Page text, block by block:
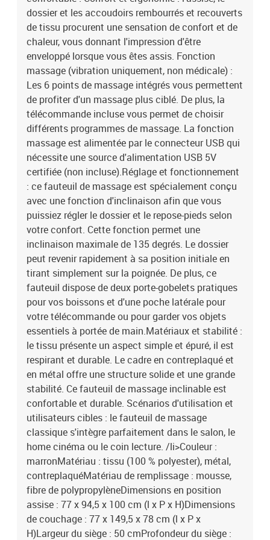
vibrations par 6 pointsTension d'entrée : 5V c.c.Courant d'entrée :
2ACapacité de charge maximale : 110 kgL'assemblage est requis
dossier et les accoudoirs rembourrés et recouverts
de tissu procurent une sensation de confort et de
chaleur, vous donnant l'impression d'être
enveloppé lorsque vous êtes assis. Fonction
massage (vibration uniquement, non médicale) :
Les 6 points de massage intégrés vous permettent
de profiter d'un massage plus ciblé. De plus, la
télécommande incluse vous permet de choisir
différents programmes de massage. La fonction
massage est alimentée par le connecteur USB qui
nécessite une source d'alimentation USB 5V
certifiée (non incluse).Réglage et fonctionnement
: ce fauteuil de massage est spécialement conçu
avec une fonction d'inclinaison afin que vous
puissiez régler le dossier et le repose-pieds selon
votre confort. Cette fonction permet une
inclinaison maximale de 135 degrés. Le dossier
peut revenir rapidement à sa position initiale en
tirant simplement sur la poignée. De plus, ce
fauteuil dispose de deux porte-gobelets pratiques
pour vos boissons et d'une poche latérale pour
votre télécommande ou pour garder vos objets
essentiels à portée de main.Matériaux et stabilité :
le tissu présente un aspect simple et épuré, il est
respirant et durable. Le cadre en contreplaqué et
en métal offre une structure solide et une grande
stabilité. Ce fauteuil de massage inclinable est
confortable et durable. Scénarios d'utilisation et
utilisateurs cibles : le fauteuil de massage
classique s'intègre parfaitement dans le salon, le
home cinéma ou le coin lecture. /li>Couleur :
marronMatériau : tissu (100 % polyester), métal,
contreplaquéMatériau de remplissage : mousse,
fibre de polypropylèneDimensions en position
assise : 77 x 94,5 x 100 cm (l x P x H)Dimensions
de couchage : 77 x 149,5 x 78 cm (l x P x
H)Largeur du siège : 50 cmProfondeur du siège :